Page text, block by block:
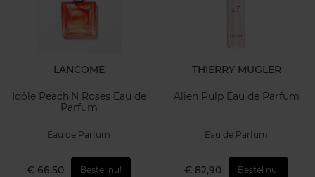
LANCOME
Idôle Peach'N Roses Eau de
Parfum
Eau de Parfum
€ 66,50 Bestel nu!
THIERRY MUGLER
Alien Pulp Eau de Parfum
Eau de Parfum
€ 82,90 Bestel nu!